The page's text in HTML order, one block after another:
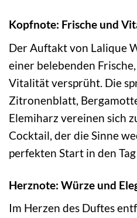
Kopfnote: Frische und
Der Auftakt von Lalique
einer belebenden
Vitalität versprüht. Die
Zitronenblatt,
Elemiharz vereinen sich
Cocktail, der die Sinne
perfekten Start in den
Herznote: Würze und
Im Herzen des Duftes